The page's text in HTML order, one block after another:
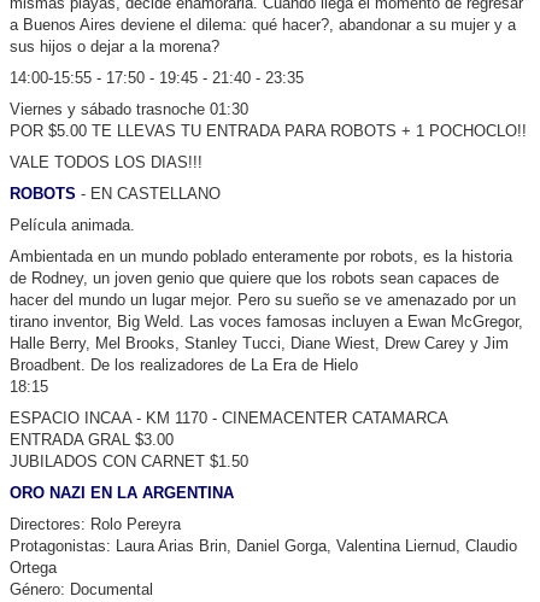
a Buenos Aires deviene el dilema: qué hacer?, abandonar a su mujer y a
sus hijos o dejar a la morena?
14:00-15:55 - 17:50 - 19:45 - 21:40 - 23:35
Viernes y sábado trasnoche 01:30
POR $5.00 TE LLEVAS TU ENTRADA PARA ROBOTS + 1 POCHOCLO!!
VALE TODOS LOS DIAS!!!
ROBOTS - EN CASTELLANO
Película animada.
Ambientada en un mundo poblado enteramente por robots, es la historia
de Rodney, un joven genio que quiere que los robots sean capaces de
hacer del mundo un lugar mejor. Pero su sueño se ve amenazado por un
tirano inventor, Big Weld. Las voces famosas incluyen a Ewan McGregor,
Halle Berry, Mel Brooks, Stanley Tucci, Diane Wiest, Drew Carey y Jim
Broadbent. De los realizadores de La Era de Hielo
18:15
ESPACIO INCAA - KM 1170 - CINEMACENTER CATAMARCA
ENTRADA GRAL $3.00
JUBILADOS CON CARNET $1.50
ORO NAZI EN LA ARGENTINA
Directores: Rolo Pereyra
Protagonistas: Laura Arias Brin, Daniel Gorga, Valentina Liernud, Claudio
Ortega
Género: Documental